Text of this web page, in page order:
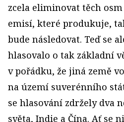
zcela eliminovat těch
emisí, které produkuje,
bude následovat. Teď se
hlasovalo o tak základní
v pořádku, že jiná země
na území suverénního
se hlasování zdržely dva
světa, Indie a Čína. Ať se